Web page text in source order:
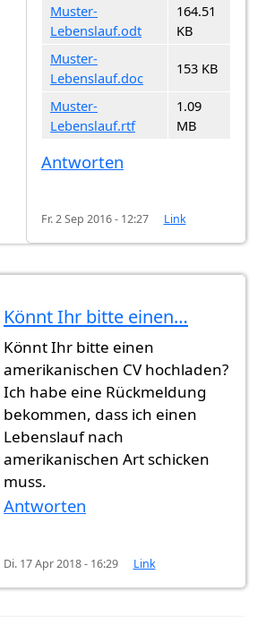
Muster-
Lebenslauf.odt
164.51
KB
Muster-
Lebenslauf.doc
153 KB
Muster-
Lebenslauf.rtf
1.09
MB
Antworten
Fr. 2 Sep 2016 - 12:27 Link
Könnt Ihr bitte einen…
Könnt Ihr bitte einen
amerikanischen CV hochladen?
Ich habe eine Rückmeldung
bekommen, dass ich einen
Lebenslauf nach
amerikanischen Art schicken
muss.
Antworten
Di. 17 Apr 2018 - 16:29 Link